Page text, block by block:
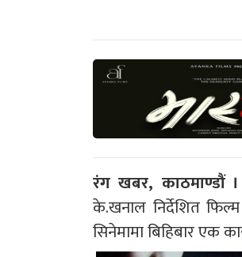
रंग खबर, काठमाण्डौं ।
के.खनाल निर्देशित
सिनेमामा बिहिबार एक